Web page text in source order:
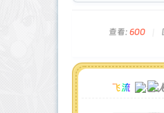
查看: 600
飞流